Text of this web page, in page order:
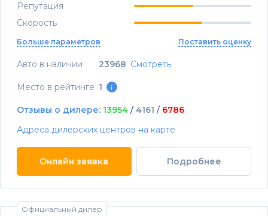
Репутация
Скорость
Больше параметров Поставить оценку
Авто в наличии 23968 Смотреть
Место в рейтинге 1 i
Отзывы о дилере: 13954 / 4161 / 6786
Адреса дилерских центров на карте
Онлайн заявка Подробнее
Официальный дилер